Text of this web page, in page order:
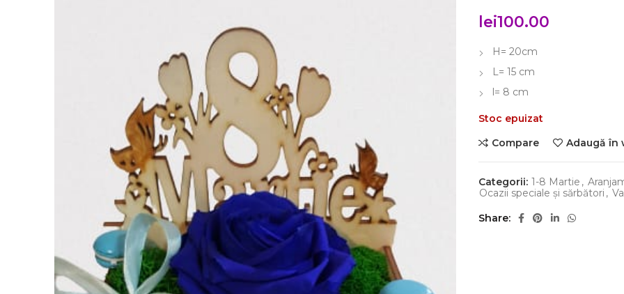
lei100.00
H= 20cm
L= 15 cm
l= 8 cm
Stoc epuizat
Compare
Adaugă în
Categorii: 1-8 Martie ,
Ocazii speciale și sărbători ,
Share